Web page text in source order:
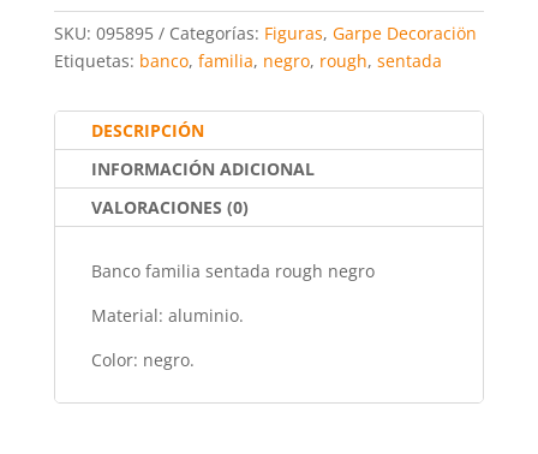
c
e
b
o
o
k
itt
er
ai
l
at
s
A
p
p
er
e
st
m
p
ar
tir
SKU: 095895 Categorías: Figuras, Garpe Decoraciön
Etiquetas: banco, familia, negro, rough, sentada
DESCRIPCIÓN
INFORMACIÓN ADICIONAL
VALORACIONES (0)
Banco familia sentada rough negro
Material: aluminio.
Color: negro.